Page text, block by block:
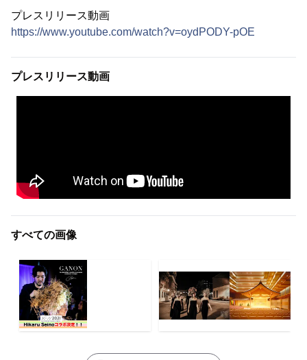
プレスリリース動画
https://www.youtube.com/watch?v=oydPODY-pOE
プレスリリース動画
すべての画像